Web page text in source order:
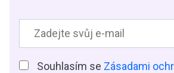
Souhlasím se Zásadami